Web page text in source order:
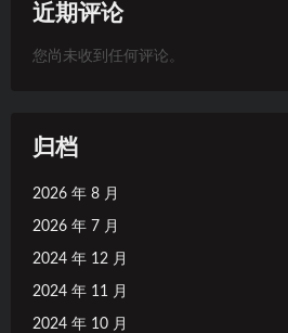
近期评论
您尚未收到任何评论。
归档
2026 年 8 月
2026 年 7 月
2024 年 12 月
2024 年 11 月
2024 年 10 月